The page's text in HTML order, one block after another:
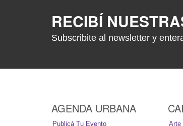
RECIBÍ
Subscribite al newsletter y
AGENDA URBANA
Publicá Tu Evento Arte